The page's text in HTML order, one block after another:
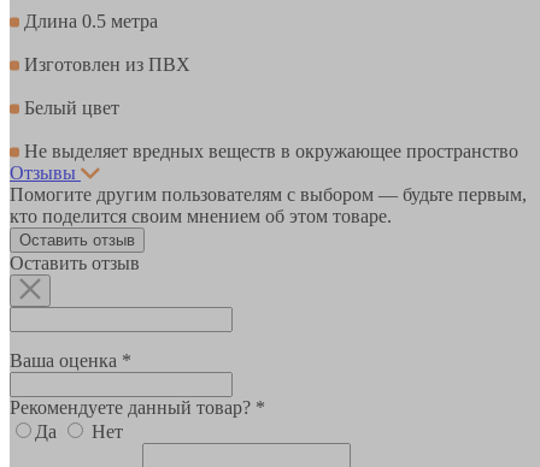
Длина 0.5 метра
Изготовлен из ПВХ
Белый цвет
Не выделяет вредных веществ в окружающее пространство
Отзывы
Помогите другим пользователям с выбором — будьте первым,
кто поделится своим мнением об этом товаре.
Оставить отзыв
Оставить отзыв
Ваша оценка *
Рекомендуете данный товар? *
Да
Нет